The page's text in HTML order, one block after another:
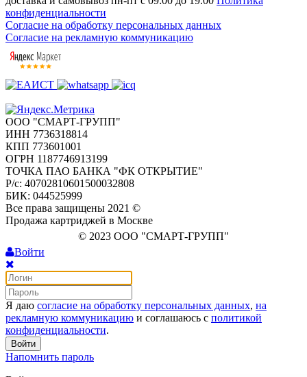
конфиденциальности
Согласие на обработку персональных данных
Согласие на рекламную коммуникацию
ООО "СМАРТ-ГРУПП"
ИНН 7736318814
КПП 773601001
ОГРН 1187746913199
ТОЧКА ПАО БАНКА "ФК ОТКРЫТИЕ"
Р/с: 40702810601500032808
БИК: 044525999
Все права защищены 2021 ©
Продажа картриджей в Москве
© 2023 ООО "СМАРТ-ГРУПП"
Войти
Я даю согласие на обработку персональных данных, на
рекламную коммуникацию и соглашаюсь с политикой
конфиденциальности.
Войти
Напомнить пароль